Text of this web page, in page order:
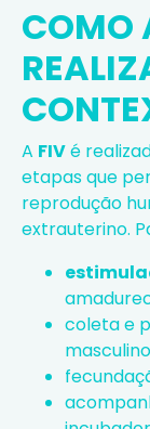
COMO
A FIVé
etapas que
reprodução
extrauterino.
coleta e